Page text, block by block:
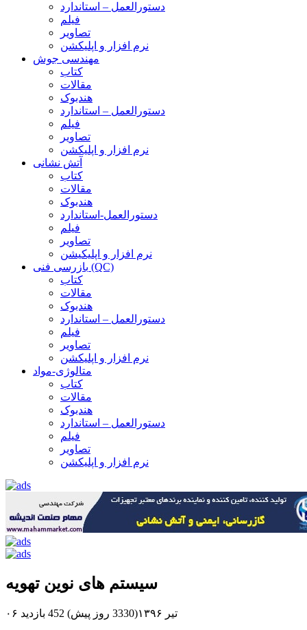
دستورالعمل – استاندارد
فیلم
تصاویر
نرم افزار و اپلیکشن
مهندسی جوش
کتاب
مقالات
هندبوک
دستورالعمل – استاندارد
فیلم
تصاویر
نرم افزار و اپلیکشن
آتش نشانی
کتاب
مقالات
هندبوک
دستورالعمل-استاندارد
فیلم
تصاویر
نرم افزار و اپلیکیشن
بازرسی فنی (QC)
کتاب
مقالات
هندبوک
دستورالعمل – استاندارد
فیلم
تصاویر
نرم افزار و اپلیکشن
متالوژی-مواد
کتاب
مقالات
هندبوک
دستورالعمل – استاندارد
فیلم
تصاویر
نرم افزار و اپلیکشن
سیستم های نوین تهویه
۰۶ تیر ۱۳۹۶(3330 روز پیش) 452 بازدید